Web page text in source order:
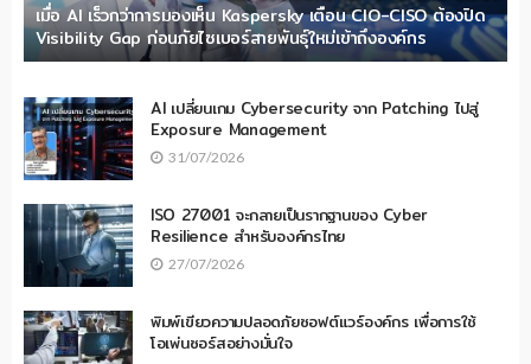
เมื่อ AI เร็วกว่าการมองเห็น Kaspersky เตือน CIO-CISO ต้องปิด
Visibility Gap ก่อนภัยไซเบอร์สายพันธุ์ใหม่เข้าถึงองค์กร
AI เปลี่ยนเกม Cybersecurity จาก Patching ไปสู่
Exposure Management
31/07/2026
ISO 27001 จะกลายเป็นรากฐานของ Cyber
Resilience สำหรับองค์กรไทย
27/07/2026
พิมพ์เขียวความปลอดภัยซอฟต์แวร์องค์กร เพื่อการใช้
โอเพ่นซอร์สอย่างมั่นใจ